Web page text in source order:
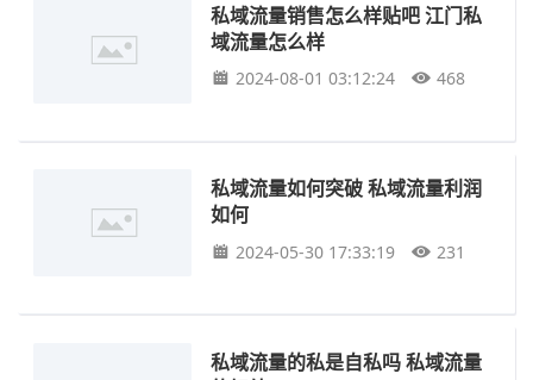
私域流量销售怎么样贴吧 江门私
域流量怎么样
2024-08-01 03:12:24 468
私域流量如何突破 私域流量利润
如何
2024-05-30 17:33:19 231
私域流量的私是自私吗 私域流量